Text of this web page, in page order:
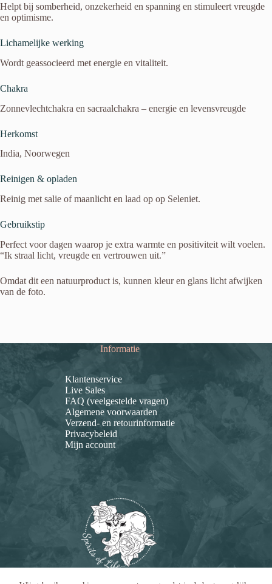
Helpt bij somberheid, onzekerheid en spanning en stimuleert vreugde
en optimisme.
Lichamelijke werking
Wordt geassocieerd met energie en vitaliteit.
Chakra
Zonnevlechtchakra en sacraalchakra – energie en levensvreugde
Herkomst
India, Noorwegen
Reinigen & opladen
Reinig met salie of maanlicht en laad op op Seleniet.
Gebruikstip
Perfect voor dagen waarop je extra warmte en positiviteit wilt voelen.
“Ik straal licht, vreugde en vertrouwen uit.”
Omdat dit een natuurproduct is, kunnen kleur en glans licht afwijken
van de foto.
Informatie
Klantenservice
Live Sales
FAQ (veelgestelde vragen)
Algemene voorwaarden
Verzend- en retourinformatie
Privacybeleid
Mijn account